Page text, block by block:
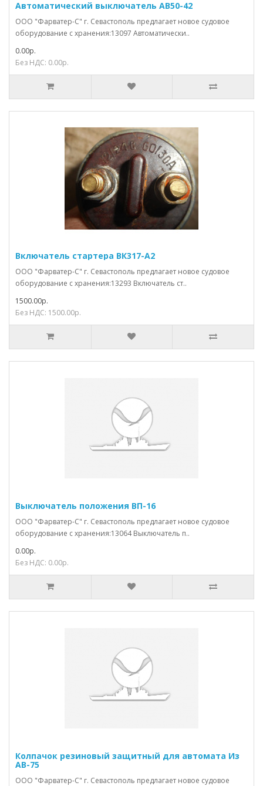
Автоматический выключатель АВ50-42
ООО "Фарватер-С" г. Севастополь предлагает новое судовое
оборудование с хранения:13097 Автоматически..
0.00р.
Без НДС: 0.00р.
Включатель стартера ВК317-А2
ООО "Фарватер-С" г. Севастополь предлагает новое судовое
оборудование с хранения:13293 Включатель ст..
1500.00р.
Без НДС: 1500.00р.
Выключатель положения ВП-16
ООО "Фарватер-С" г. Севастополь предлагает новое судовое
оборудование с хранения:13064 Выключатель п..
0.00р.
Без НДС: 0.00р.
Колпачок резиновый защитный для автомата Из
АВ-75
ООО "Фарватер-С" г. Севастополь предлагает новое судовое